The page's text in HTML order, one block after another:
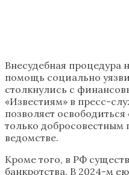
Внесудебная процедура
помощь социально
столкнулись с
«Известиям» в пресс-
позволяет
только добросовестным
ведомстве.
Кроме того, в РФ
банкротства. В 2024-м